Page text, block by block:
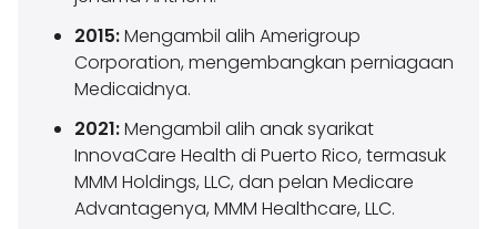
2015:Mengambil alih Amerigroup
Corporation, mengembangkan perniagaan
Medicaidnya.
2021:Mengambil alih anak syarikat
InnovaCare Health di Puerto Rico, termasuk
MMM Holdings, LLC, dan pelan Medicare
Advantagenya, MMM Healthcare, LLC.